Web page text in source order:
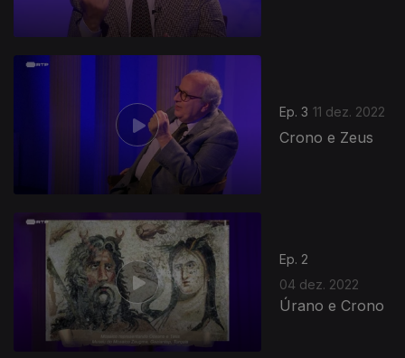
Ep. 3 11 dez. 2022
Crono e Zeus
Ep. 2
04 dez. 2022
Úrano e Crono
655846